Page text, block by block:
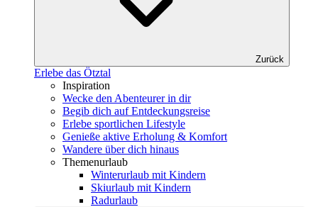
Zurück
Erlebe das Ötztal
Inspiration
Wecke den Abenteurer in dir
Begib dich auf Entdeckungsreise
Erlebe sportlichen Lifestyle
Genieße aktive Erholung & Komfort
Wandere über dich hinaus
Themenurlaub
Winterurlaub mit Kindern
Skiurlaub mit Kindern
Radurlaub